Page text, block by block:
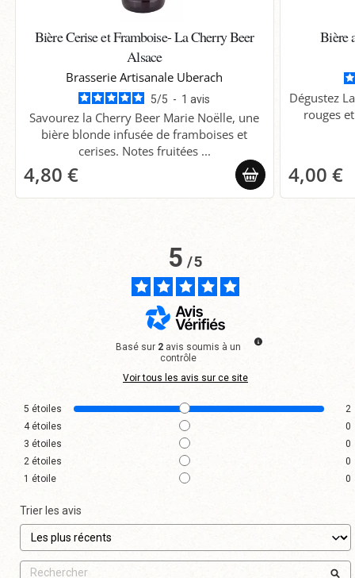
Bière Cerise et Framboise- La Cherry Beer
Alsace
Brasserie Artisanale Uberach
5/5 - 1avis
Savourez la Cherry Beer Marie Noëlle, une
bière blonde infusée de framboises et
cerises. Notes fruitées ...
4,80 €
Bière
Dégustez
rouges
4,00 €
5/5
Basé sur 2 avis soumis à un
contrôle
Voir tous les avis sur ce site
5 étoiles
2
4étoiles
0
3 étoiles
0
2 étoiles
0
1 étoile 0
Trier les avis